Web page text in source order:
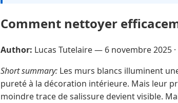
Comment nettoyer
Author: Lucas Tutelaire — 6 novembre 2025 ·
Short summary: Les murs blancs illuminent
pureté à la décoration intérieure. Mais leur
moindre trace de salissure devient visible.